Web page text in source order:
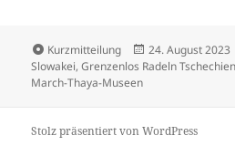
Format
Kurzmitteilung
Veröffentlicht
am
24. August 2023
Slowakei,Grenzenlos Radeln Tschechien
March-Thaya-Museen
Stolz präsentiert von WordPress